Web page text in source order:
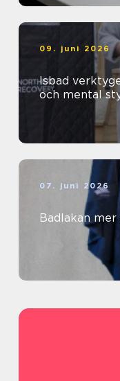
09. juni 2026
Isbad verktyget för fokus, återhämtning
och mental
07. juni 2026